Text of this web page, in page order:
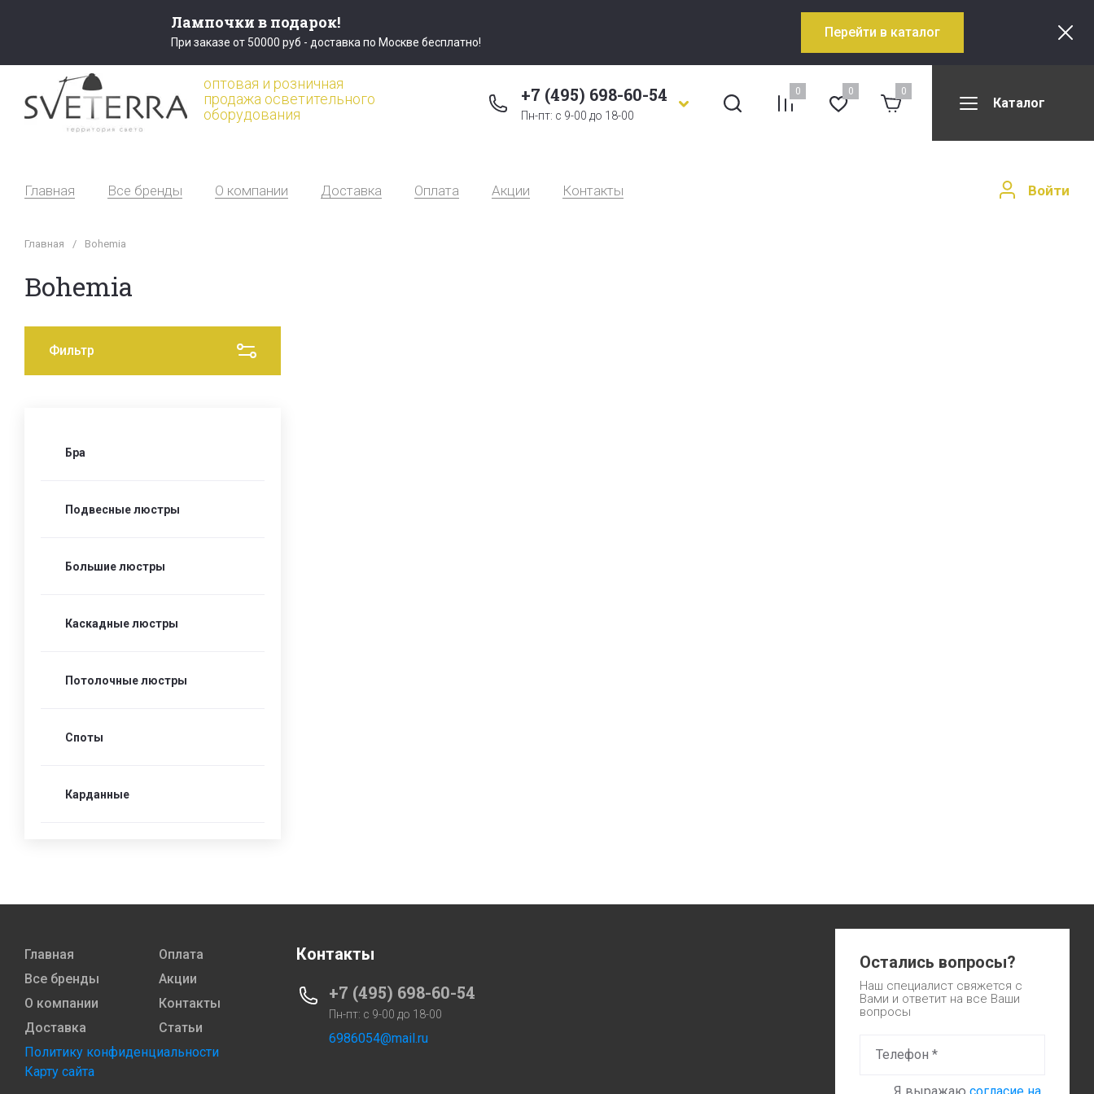
Лампочки в подарок!
При заказе от 50000 руб - доставка по Москве бесплатно!
Перейти в каталог
оптовая и розничная
продажа осветительного
оборудования
+7 (495) 698-60-54
Пн-пт: с 9-00 до 18-00
0 0 0
Каталог
Главная Все бренды О компании Доставка Оплата Акции Контакты Войти
Главная / Bohemia
Bohemia
Фильтр
Бра
Подвесные люстры
Большие люстры
Каскадные люстры
Потолочные люстры
Споты
Карданные
Главная
Все бренды
О компании
Доставка
Оплата
Акции
Контакты
Статьи
Политику конфиденциальности
Карту сайта
Контакты
+7 (495) 698-60-54
Пн-пт: с 9-00 до 18-00
6986054@mail.ru
Остались вопросы?
Наш специалист свяжется с
Вами и ответит на все Ваши
вопросы